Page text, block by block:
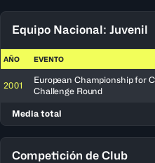
Equipo Nacional: Juvenil
AÑO EVENTO
2001
European Championship for
Challenge Round
Media total
Competición de Club